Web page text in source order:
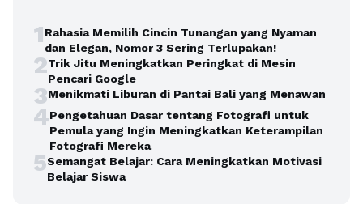
1Rahasia Memilih Cincin Tunangan yang Nyaman
dan Elegan, Nomor 3 Sering Terlupakan!
2Trik Jitu Meningkatkan Peringkat di Mesin
Pencari Google
3Menikmati Liburan di Pantai Bali yang Menawan
4Pengetahuan Dasar tentang Fotografi untuk
Pemula yang Ingin Meningkatkan Keterampilan
Fotografi Mereka
5Semangat Belajar: Cara Meningkatkan Motivasi
Belajar Siswa